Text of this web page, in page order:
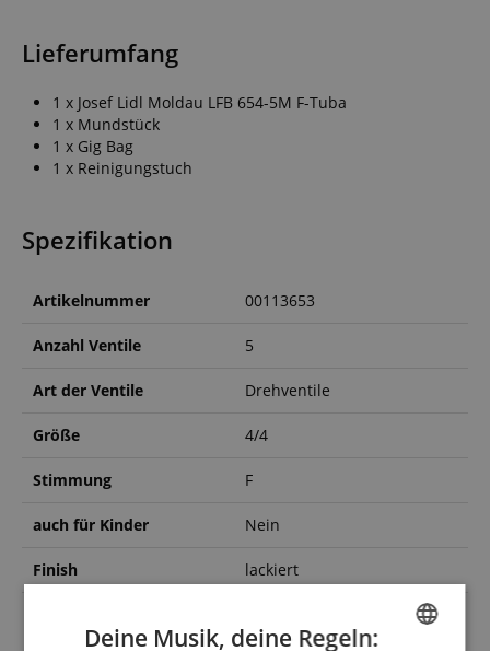
Lieferumfang
1 x Josef Lidl Moldau LFB 654-5M F-Tuba
1 x Mundstück
1 x Gig Bag
1 x Reinigungstuch
Spezifikation
Artikelnummer 00113653
Anzahl Ventile 5
Art der Ventile Drehventile
Größe 4/4
Stimmung F
auch für Kinder Nein
Finish lackiert
Deine Musik, deine Regeln: